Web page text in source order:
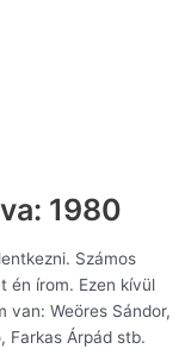
1980
Számos
én írom. Ezen kívül
van: Weöres Sándor,
Farkas Árpád stb.